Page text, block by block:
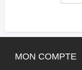
MON COMPTE